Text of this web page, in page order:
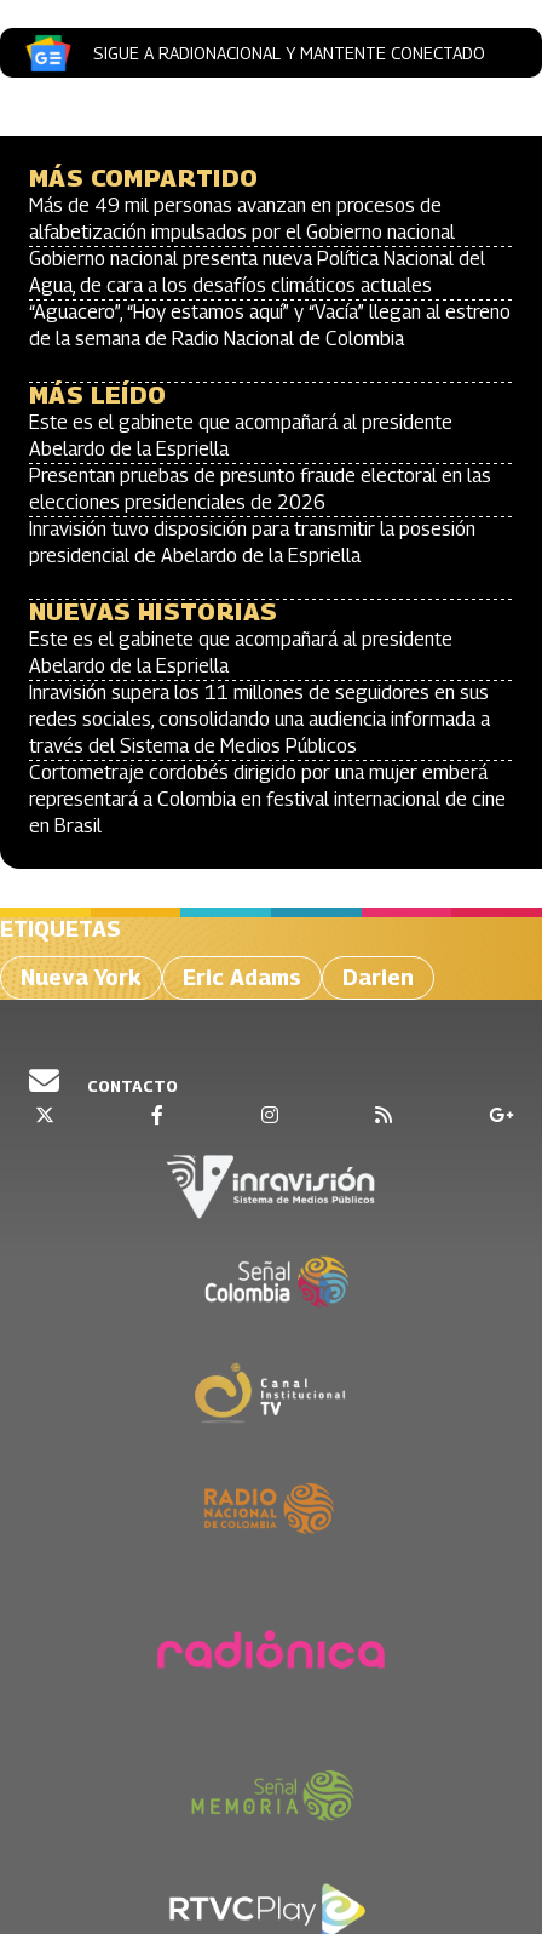
SIGUE A RADIONACIONAL Y MANTENTE CONECTADO
MÁS COMPARTIDO
Más de 49 mil personas avanzan en procesos de
alfabetización impulsados por el Gobierno nacional
Gobierno nacional presenta nueva Política Nacional del
Agua, de cara a los desafíos climáticos actuales
“Aguacero”, “Hoy estamos aquí” y “Vacía” llegan al estreno
de la semana de Radio Nacional de Colombia
MÁS LEÍDO
Este es el gabinete que acompañará al presidente
Abelardo de la Espriella
Presentan pruebas de presunto fraude electoral en las
elecciones presidenciales de 2026
Inravisión tuvo disposición para transmitir la posesión
presidencial de Abelardo de la Espriella
NUEVAS HISTORIAS
Este es el gabinete que acompañará al presidente
Abelardo de la Espriella
Inravisión supera los 11 millones de seguidores en sus
redes sociales, consolidando una audiencia informada a
través del Sistema de Medios Públicos
Cortometraje cordobés dirigido por una mujer emberá
representará a Colombia en festival internacional de cine
en Brasil
ETIQUETAS
Nueva York
Eric Adams Darien
CONTACTO